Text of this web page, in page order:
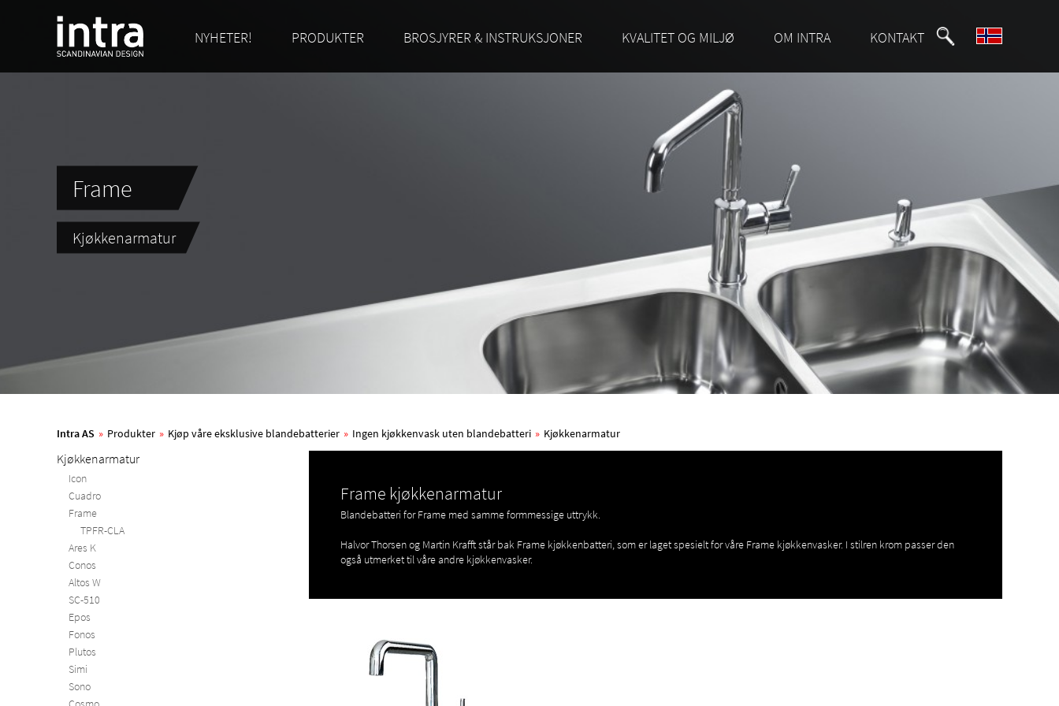
NYHETER! PRODUKTER BROSJYRER & INSTRUKSJONER KVALITET OG MILJØ OM INTRA KONTAKT
Frame
Kjøkkenarmatur
Intra AS » Produkter » Kjøp våre eksklusive blandebatterier » Ingen kjøkkenvask uten blandebatteri » Kjøkkenarmatur
Kjøkkenarmatur
Icon
Cuadro
Frame
TPFR-CLA
Ares K
Conos
Altos W
SC-510
Epos
Fonos
Plutos
Simi
Sono
Frame kjøkkenarmatur
Blandebatteri for Frame med samme formmessige uttrykk.
Halvor Thorsen og Martin Krafft står bak Frame kjøkkenbatteri, som er laget spesielt for våre Frame kjøkkenvasker. I stilren krom passer den
også utmerket til våre andre kjøkkenvasker.